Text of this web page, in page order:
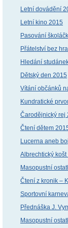
Letní dovádění
Letní kino 2015
Pasování
Přátelství bez
Hledání
Dětský den 2015
Vítání občánků
Kundratické
Čarodějnický rej
Čtení dětem
Lucerna aneb
Albrechtický košt
Masopustní
Čtení z kronik –
Sportovní
Přednáška J.
Masopustní